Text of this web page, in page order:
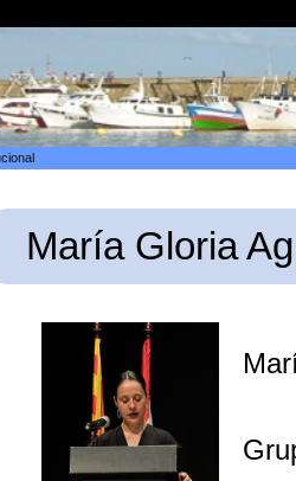
María Gloria